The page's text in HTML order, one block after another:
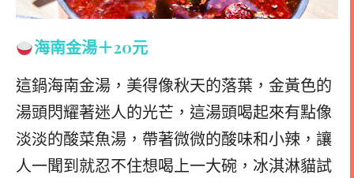
海南金湯＋20元
這鍋海南金湯，美得像秋天的落葉，金黃色的
湯頭閃耀著迷人的光芒，這湯頭喝起來有點像
淡淡的酸菜魚湯，帶著微微的酸味和小辣，讓
人一聞到就忍不住想喝上一大碗， 冰淇淋貓試